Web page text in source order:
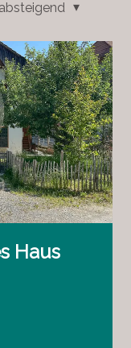
Haus